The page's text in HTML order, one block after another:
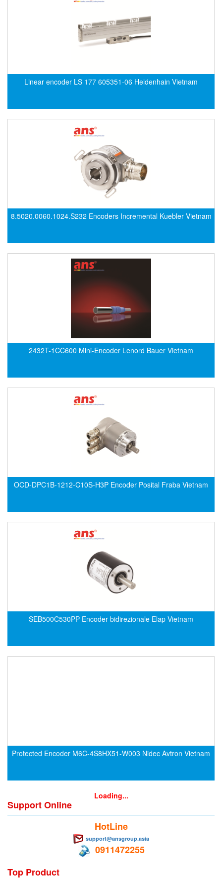
Finna Sensors Vietnam
Fisher
Flow Force/ Super Green Power-Tech
Floweserve/PMV
Flow-Mon
Fluke Process Instruments Vietnam
Forbes Marshall
Fortex
Fortress
Fossil Power Systems
Freezemod
FS CABLE
GAI-Tronics
GEDORE
Gemu
GESIPA
Linear encoder LS 177 605351-06 Heidenhain Vietnam
8.5020.0060.1024.S232 Encoders Incremental Kuebler Vietnam
2432T-1CC600 Mini-Encoder Lenord Bauer Vietnam
OCD-DPC1B-1212-C10S-H3P Encoder Posital Fraba Vietnam
SEB500C530PP Encoder bidirezionale Elap Vietnam
Protected Encoder M6C-4S8HX51-W003 Nidec Avtron Vietnam
Loading...
Support Online
HotLine
support@ansgroup.asia
0911472255
Top Product